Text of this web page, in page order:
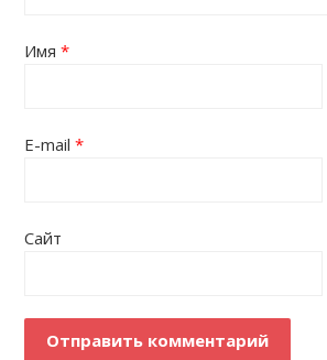
Имя *
E-mail *
Сайт